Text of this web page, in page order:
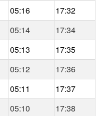
05:16
17:32
05:14
17:34
05:13
17:35
05:12
17:36
05:11
17:37
05:10 17:38